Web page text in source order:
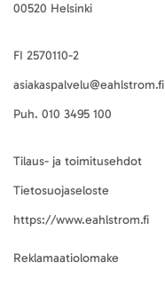
00520 Helsinki
FI 2570110-2
asiakaspalvelu@eahlstrom.fi
Puh. 010 3495 100
Tilaus- ja toimitusehdot
Tietosuojaseloste
https://www.eahlstrom.fi
Reklamaatiolomake